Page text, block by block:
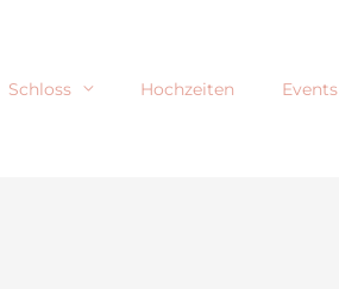
Schloss Hochzeiten Events